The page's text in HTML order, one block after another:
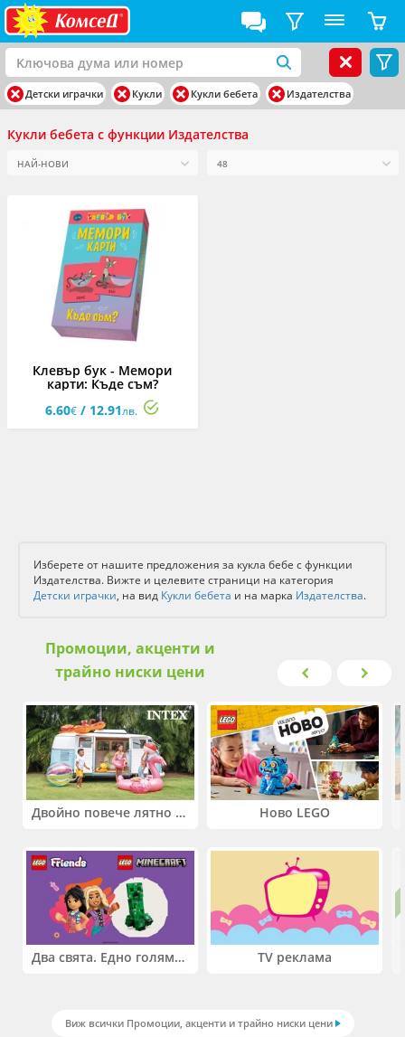
Детски играчки Кукли Кукли бебета Издателства
Кукли бебета с функции Издателства
Клевър бук - Мемори
карти: Къде съм?
6.60€ / 12.91лв.
Изберете от нашите предложения за кукла бебе с функции
Издателства. Вижте и целевите страници на категория
Детски играчки, на вид Кукли бебета и на марка Издателства.
Промоции, акценти и
трайно ниски цени
Двойно повече лятно забавление! Купи 2 продукта INTEX и вземи -33%
Два свята. Едно голямо приключение. Купи 2 продукта LEGO® Friends и/или LEGO® Minecraft и вземи -27%
Ново LEGO
TV реклама
Виж всички Промоции, акценти и трайно ниски цени